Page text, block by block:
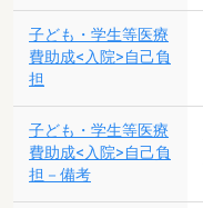
子ども・学生等医療
費助成<入院>自己負
担
子ども・学生等医療
費助成<入院>自己負
担－備考